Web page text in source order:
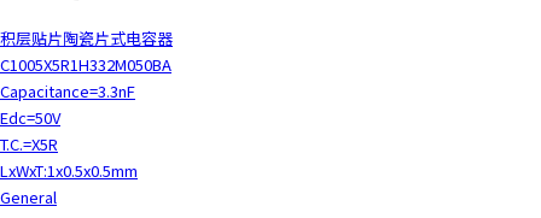
积层贴片陶瓷片式电容器
C1005X5R1H332M050BA
Capacitance=3.3nF
Edc=50V
T.C.=X5R
LxWxT:1x0.5x0.5mm
General